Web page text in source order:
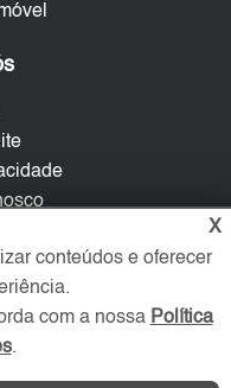
por
X
conteúdos e oferecer
com a nossa Política
.